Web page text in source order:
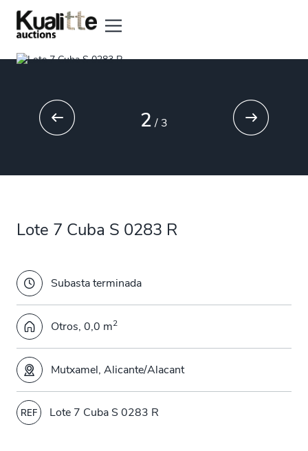
Lote 7 Cuba S 0283 R
Subasta terminada
Otros, 0,0 m2
Mutxamel, Alicante/Alacant
REF Lote 7 Cuba S 0283 R
2/ 3